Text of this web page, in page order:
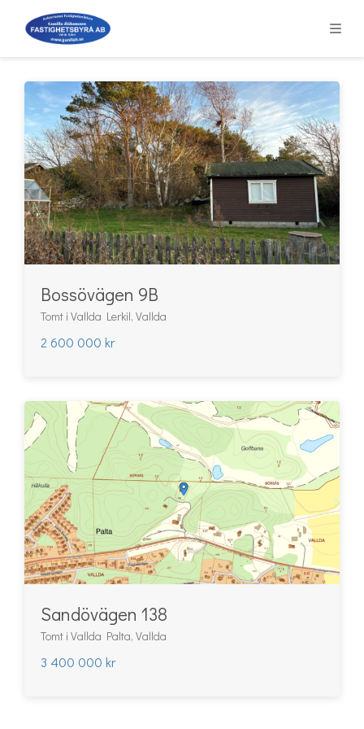
Bossövägen 9B
Tomt i Vallda Lerkil, Vallda
2 600 000 kr
Sandövägen 138
Tomt i Vallda Palta, Vallda
3 400 000 kr